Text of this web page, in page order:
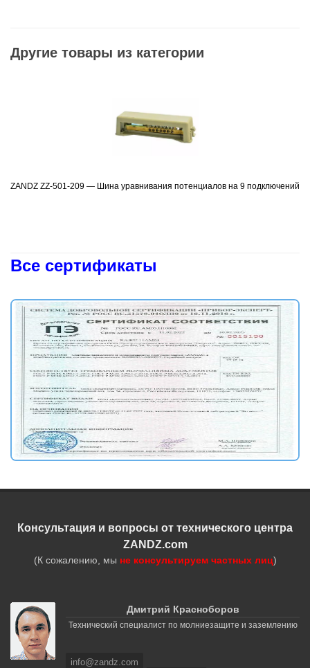
Другие товары из категории
Подробнее
ZANDZ ZZ-501-209 — Шина уравнивания потенциалов на 9 подключений
Все сертификаты
Консультация и вопросы от технического центра
ZANDZ.com
(К сожалению, мы не консультируем частных лиц)
Дмитрий Красноборов
Технический специалист по молниезащите и заземлению
info@zandz.com